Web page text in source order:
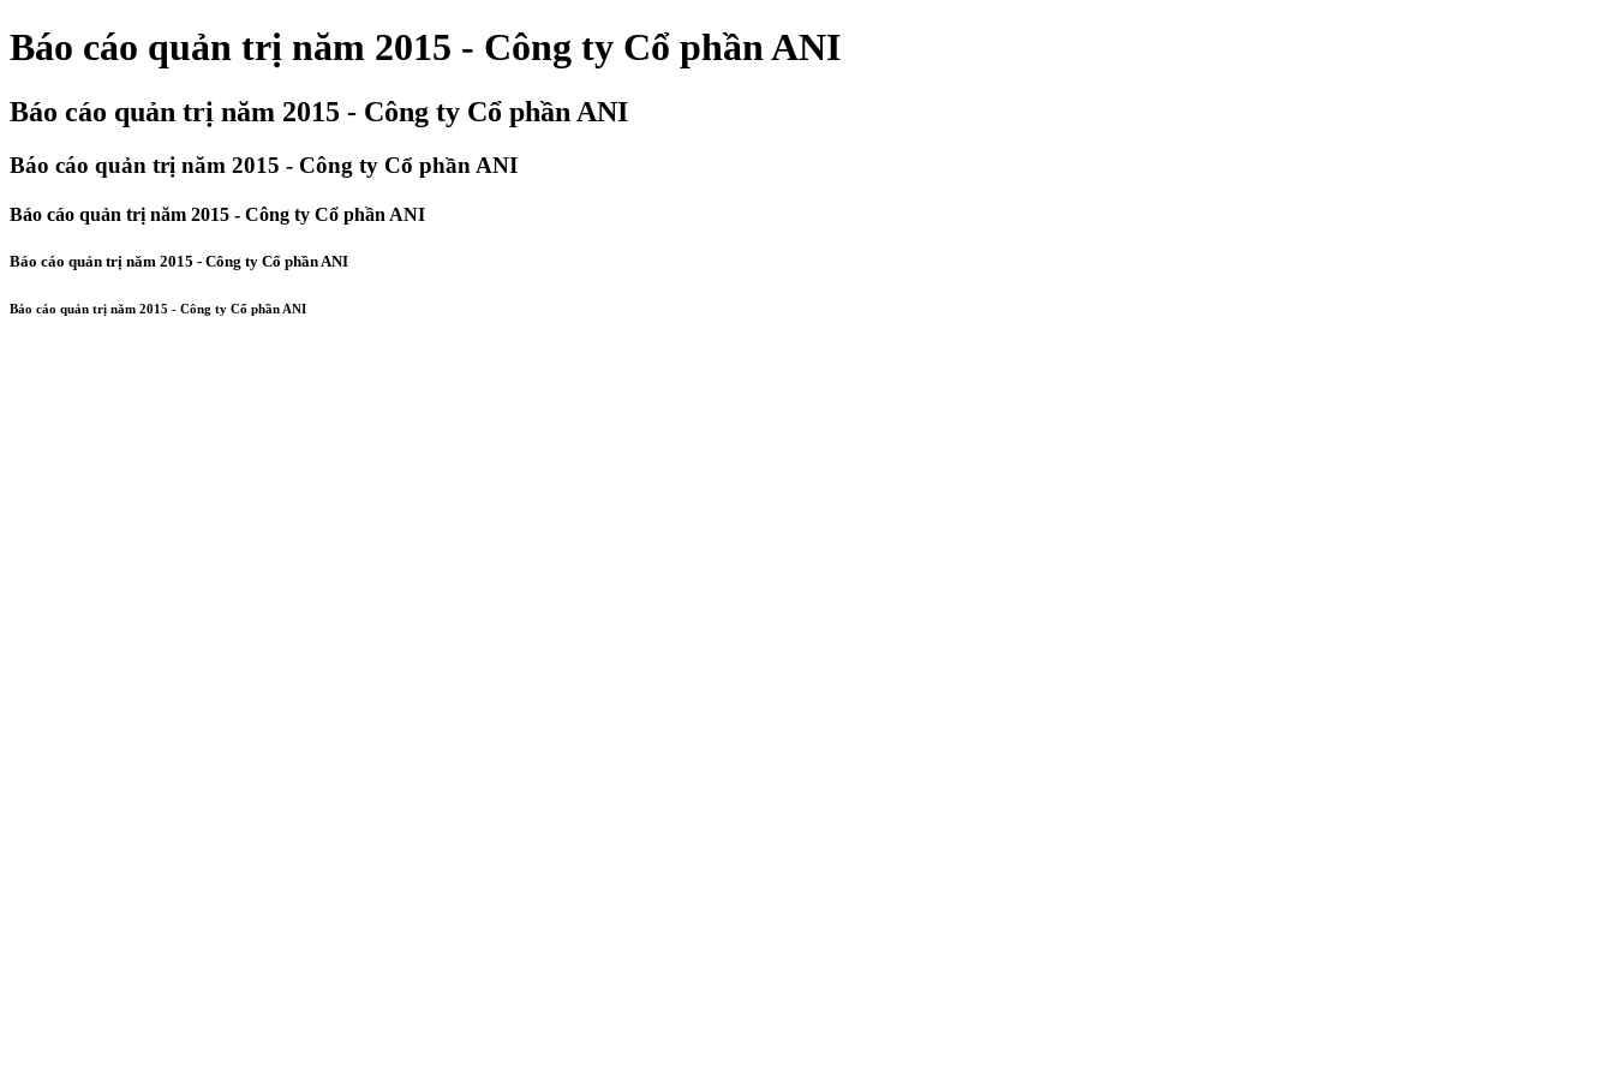
Báo cáo quản trị năm 2015 - Công ty Cổ phần ANI
Báo cáo quản trị năm 2015 - Công ty Cổ phần ANI
Báo cáo quản trị năm 2015 - Công ty Cổ phần ANI
Báo cáo quản trị năm 2015 - Công ty Cổ phần ANI
Báo cáo quản trị năm 2015 - Công ty Cổ phần ANI
Báo cáo quản trị năm 2015 - Công ty Cổ phần ANI